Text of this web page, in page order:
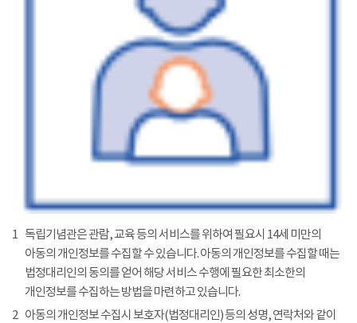
1 독립기념관은 관람, 교육 등의 서비스를 위하여 필요시 14세 미만의
아동의 개인정보를 수집할 수 있습니다. 아동의 개인정보를 수집할 때는
법정대리인의 동의를 얻어 해당 서비스 수행에 필요한 최소한의
개인정보를 수집하는 방법을 마련하고 있습니다.
2 아동의 개인정보 수집시 보호자(법정대리인) 등의 성명, 연락처와 같이